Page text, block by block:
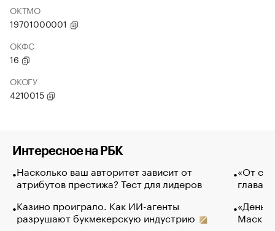
ОКТМО
19701000001
ОКФС
16
ОКОГУ
4210015
Интересное на РБК
Насколько ваш авторитет зависит от
атрибутов престижа? Тест для лидеров
Казино проиграло. Как ИИ-агенты
разрушают букмекерскую индустрию
«От
глава
Маск в